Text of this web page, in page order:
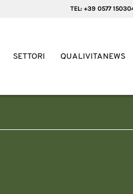
TEL: +39 0577
SETTORI QUALIVITANEWS